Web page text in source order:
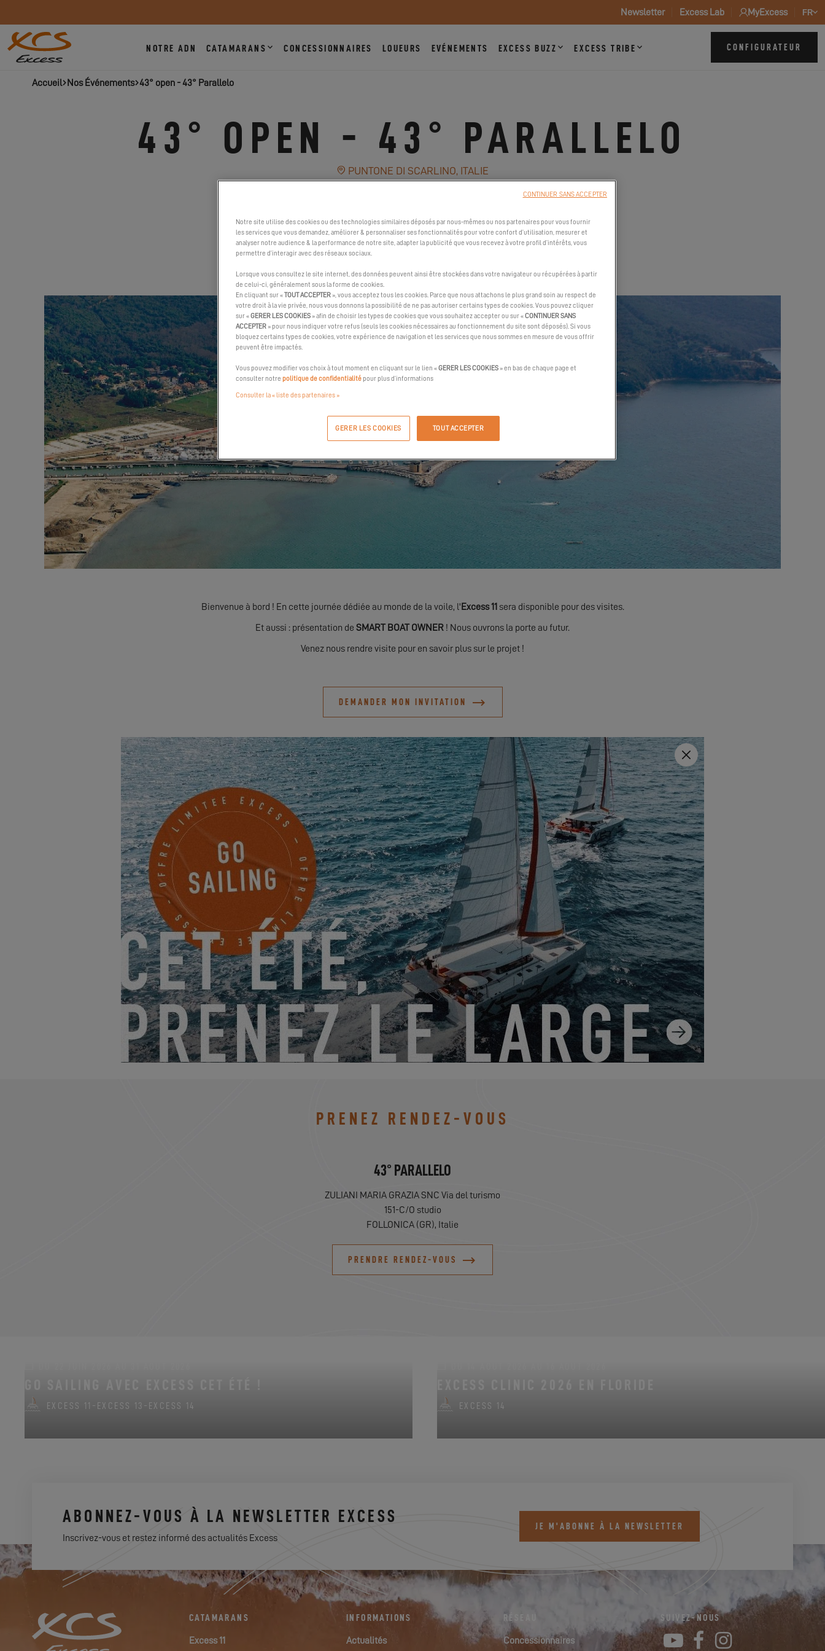
Newsletter Excess Lab MyExcess FR
NOTRE ADN CATAMARANS CONCESSIONNAIRES LOUEURS EVÉNEMENTS EXCESS BUZZ EXCESS TRIBE CONFIGURATEUR
Accueil Nos Événements 43° open - 43° Parallelo
43° OPEN - 43° PARALLELO
PUNTONE DI SCARLINO, ITALIE
DEMANDER MON INVITATION SITE OFFICIEL
Bienvenue à bord ! En cette journée dédiée au monde de la voile, l' Excess 11 sera disponible pour des visites.
Et aussi : présentation de SMART BOAT OWNER ! Nous ouvrons la porte au futur.
Venez nous rendre visite pour en savoir plus sur le projet !
DEMANDER MON INVITATION
DÉCOUVREZ-LES
EXCESS 11
PRENEZ RENDEZ-VOUS
43° PARALLELO
ZULIANI MARIA GRAZIA SNC Via del turismo
151-C/O studio
FOLLONICA (GR), Italie
PRENDRE RENDEZ-VOUS
EXCESS 11 - EXCESS 13 - EXCESS 14 EXCESS 14
ABONNEZ-VOUS À LA NEWSLETTER EXCESS
Inscrivez-vous et restez informé des actualités Excess
JE M'ABONNE À LA NEWSLETTER
CATAMARANS
Excess 11
INFORMATIONS
Actualités
RÉSEAU
Concessionnaires
SUIVEZ-NOUS
YouTube
Facebook
Instagram
Notre site utilise des cookies ou des technologies similaires déposés par nous-mêmes ou nos partenaires pour vous fournir
les services que vous demandez, améliorer & personnaliser ses fonctionnalités pour votre confort d’utilisation, mesurer et
analyser notre audience & la performance de notre site, adapter la publicité que vous recevez à votre profil d’intérêts, vous
permettre d’interagir avec des réseaux sociaux.
Lorsque vous consultez le site internet, des données peuvent ainsi être stockées dans votre navigateur ou récupérées à partir
de celui-ci, généralement sous la forme de cookies.
En cliquant sur «TOUT ACCEPTER », vous acceptez tous les cookies. Parce que nous attachons le plus grand soin au respect de
votre droit à la vie privée, nous vous donnons la possibilité de ne pas autoriser certains types de cookies. Vous pouvez cliquer
sur «GERER LES COOKIES » afin de choisir les types de cookies que vous souhaitez accepter ou sur «CONTINUER SANS
ACCEPTER » pour nous indiquer votre refus (seuls les cookies nécessaires au fonctionnement du site sont déposés). Si vous
bloquez certains types de cookies, votre expérience de navigation et les services que nous sommes en mesure de vous offrir
peuvent être impactés.
Vous pouvez modifier vos choix à tout moment en cliquant sur le lien «GERER LES COOKIES » en bas de chaque page et
consulter notre politique de confidentialitépour plus d’informations
Consulter la « liste des partenaires »
GERER LES COOKIES TOUT ACCEPTER
CONTINUER SANS ACCEPTER
Fermer